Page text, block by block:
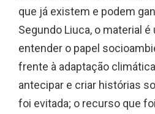
que já existem e podem
Segundo Liuca, o material
entender o papel
frente à adaptação
antecipar e criar histórias
foi evitada; o recurso que